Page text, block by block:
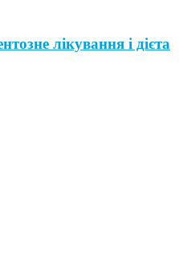
лікування і дієта